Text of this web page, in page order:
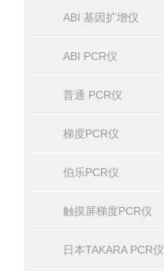
ABI 基因扩增仪
ABI PCR仪
普通 PCR仪
梯度PCR仪
伯乐PCR仪
触摸屏梯度PCR仪
日本TAKARA PCR仪